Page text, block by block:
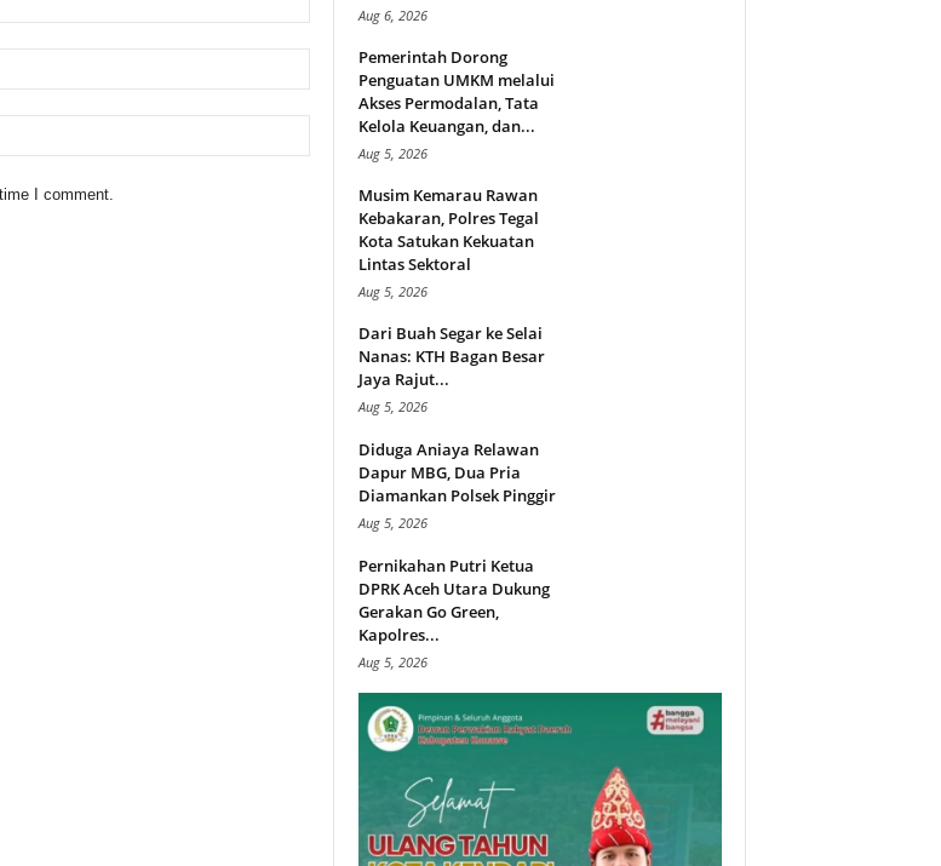
I comment.
Aug 6, 2026
Pemerintah Dorong
Penguatan UMKM melalui
Akses Permodalan, Tata
Kelola Keuangan, dan...
Aug 5, 2026
Musim Kemarau Rawan
Kebakaran, Polres Tegal
Kota Satukan Kekuatan
Lintas Sektoral
Aug 5, 2026
Dari Buah Segar ke Selai
Nanas: KTH Bagan Besar
Jaya Rajut...
Aug 5, 2026
Diduga Aniaya Relawan
Dapur MBG, Dua Pria
Diamankan Polsek Pinggir
Aug 5, 2026
Pernikahan Putri Ketua
DPRK Aceh Utara Dukung
Gerakan Go Green,
Kapolres...
Aug 5, 2026